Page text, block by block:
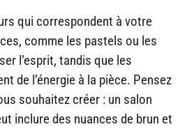
qui correspondent à votre
comme les pastels ou les
l’esprit, tandis que les
de l’énergie à la pièce. Pensez
souhaitez créer : un salon
inclure des nuances de brun et